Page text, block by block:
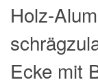
Holz-
Ecke mit